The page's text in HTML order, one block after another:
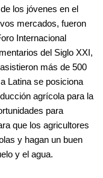
los jóvenes en el
mercados, fueron
Internacional
del Siglo XXI,
más de 500
Latina se posiciona
agrícola para la
para
que los agricultores
y hagan un buen
y el agua.